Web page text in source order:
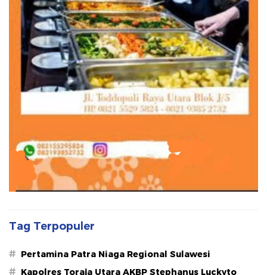
Tag Terpopuler
# Pertamina Patra Niaga Regional Sulawesi
# Kapolres Toraja Utara AKBP Stephanus Luckyto